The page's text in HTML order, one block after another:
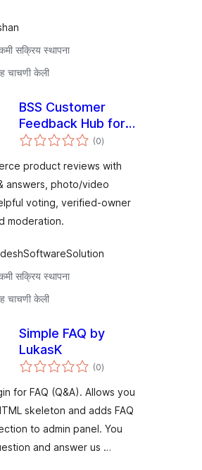
सक्रिय स्थापना
चाचणी केली
BSS Customer
Feedback Hub for
WooCommerce
(0एकूण
मूल्यांकन
)
product reviews with
answers, photo/video
voting, verified-owner
moderation.
सक्रिय स्थापना
चाचणी केली
Simple FAQ by
LukasK
(0एकूण
मूल्यांकन
)
for FAQ (Q&A). Allows you
skeleton and adds FAQ
to admin panel. You
and answer us …